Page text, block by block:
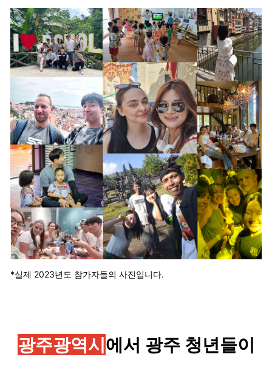
*실제 2023년도 참가자들의 사진입니다.
광주광역시 에서 광주 청년들이